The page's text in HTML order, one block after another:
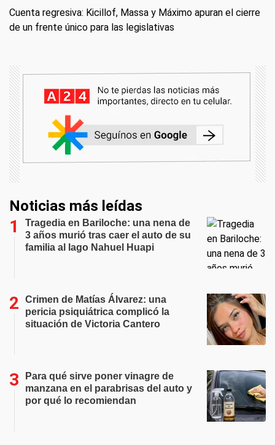
Cuenta regresiva: Kicillof, Massa y Máximo apuran el cierre
de un frente único para las legislativas
Noticias más leídas
Tragedia en Bariloche: una nena de
3 años murió tras caer el auto de su
familia al lago Nahuel Huapi
Crimen de Matías Álvarez: una
pericia psiquiátrica complicó la
situación de Victoria Cantero
Para qué sirve poner vinagre de
manzana en el parabrisas del auto y
por qué lo recomiendan